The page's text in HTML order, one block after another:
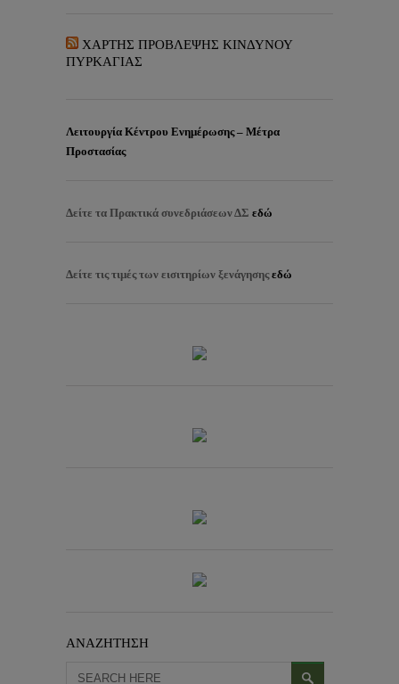
ΧΑΡΤΗΣ ΠΡΟΒΛΕΨΗΣ ΚΙΝΔΥΝΟΥ
ΠΥΡΚΑΓΙΑΣ
Λειτουργία Κέντρου Ενημέρωσης – Μέτρα
Προστασίας
Δείτε τα Πρακτικά συνεδριάσεων ΔΣ εδώ
Δείτε τις τιμές των εισιτηρίων ξενάγησηςεδώ
ΑΝΑΖΗΤΗΣΗ